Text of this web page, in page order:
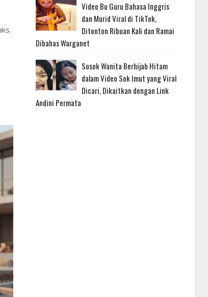
Video Bu Guru Bahasa Inggris
dan Murid Viral di TikTok,
Ditonton Ribuan Kali dan Ramai
Dibahas Warganet
Sosok Wanita Berhijab Hitam
dalam Video Sok Imut yang Viral
Dicari, Dikaitkan dengan Link
Andini Permata